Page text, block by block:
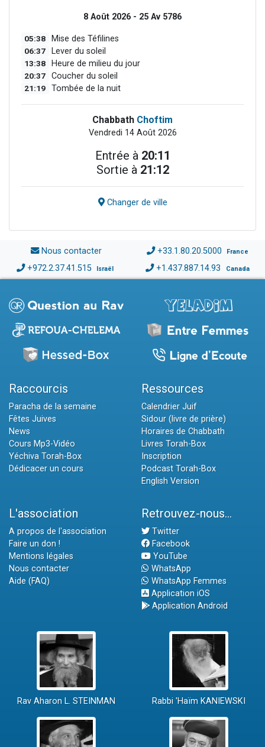
8 Août 2026 - 25 Av 5786
05:38 Mise des Téfilines
06:37 Lever du soleil
13:38 Heure de milieu du jour
20:37 Coucher du soleil
21:19 Tombée de la nuit
Chabbath Choftim
Vendredi 14 Août 2026
Entrée à 20:11
Sortie à 21:12
Changer de ville
Nous contacter +33.1.80.20.5000 France
+972.2.37.41.515 Israël +1.437.887.14.93 Canada
Raccourcis
Paracha de la semaine
Fêtes Juives
News
Cours Mp3-Vidéo
Yéchiva Torah-Box
Dédicacer un cours
Ressources
Calendrier Juif
Sidour (livre de prière)
Horaires de Chabbath
Livres Torah-Box
Inscription
Podcast Torah-Box
English Version
L'association
A propos de l'association
Faire un don !
Mentions légales
Nous contacter
Aide (FAQ)
Retrouvez-nous...
Twitter
Facebook
YouTube
WhatsApp
WhatsApp Femmes
Application iOS
Application Android
Rav Aharon L. STEINMAN Rabbi 'Haïm KANIEWSKI